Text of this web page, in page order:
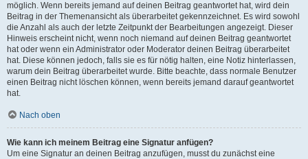
möglich. Wenn bereits jemand auf deinen Beitrag geantwortet hat, wird dein
Beitrag in der Themenansicht als überarbeitet gekennzeichnet. Es wird sowohl
die Anzahl als auch der letzte Zeitpunkt der Bearbeitungen angezeigt. Dieser
Hinweis erscheint nicht, wenn noch niemand auf deinen Beitrag geantwortet
hat oder wenn ein Administrator oder Moderator deinen Beitrag überarbeitet
hat. Diese können jedoch, falls sie es für nötig halten, eine Notiz hinterlassen,
warum dein Beitrag überarbeitet wurde. Bitte beachte, dass normale Benutzer
einen Beitrag nicht löschen können, wenn bereits jemand darauf geantwortet
hat.
Nach oben
Wie kann ich meinem Beitrag eine Signatur anfügen?
Um eine Signatur an deinen Beitrag anzufügen, musst du zunächst eine